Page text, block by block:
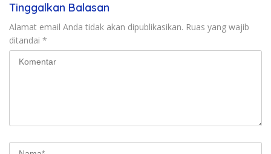
Tinggalkan Balasan
Alamat email Anda tidak akan dipublikasikan. Ruas yang wajib
ditandai *